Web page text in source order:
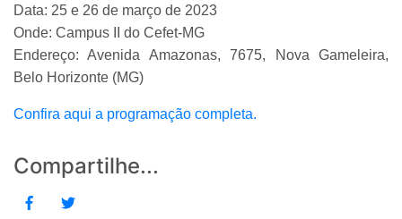
Data: 25 e 26 de março de 2023
Onde: Campus II do Cefet-MG
Endereço: Avenida Amazonas, 7675, Nova Gameleira,
Belo Horizonte (MG)
Confira aqui a programação completa.
Compartilhe...